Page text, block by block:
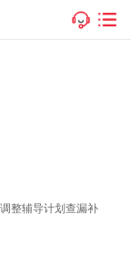
整辅导计划查漏补